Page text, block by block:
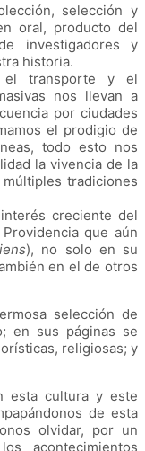
selección y
oral, producto del
investigadores y
historia.
el transporte y el
nos llevan a
por ciudades
el prodigio de
todo esto nos
la vivencia de la
tradiciones
creciente del
que aún
), no solo en su
en el de otros
selección de
en sus páginas se
religiosas; y
esta cultura y este
de esta
olvidar, por un
acontecimientos